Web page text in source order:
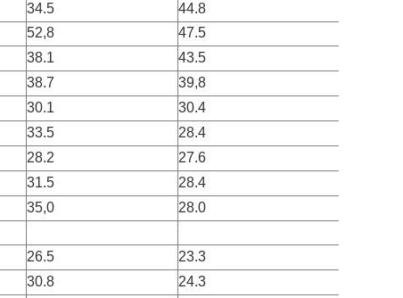
34.5 44.8
52,8 47.5
38.1 43.5
38.7 39,8
30.1 30.4
33.5 28.4
28.2 27.6
31.5 28.4
35,0 28.0
26.5 23.3
30.8 24.3